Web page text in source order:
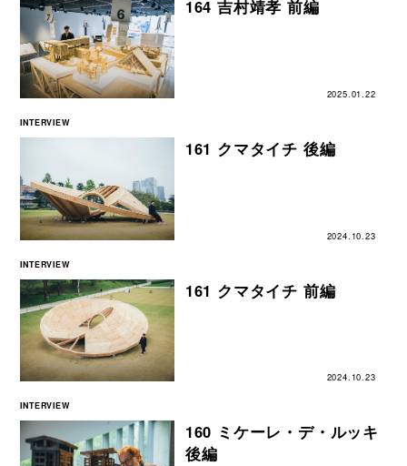
164 吉村靖孝 前編
2025.01.22
INTERVIEW
161 クマタイチ 後編
2024.10.23
INTERVIEW
161 クマタイチ 前編
2024.10.23
INTERVIEW
160 ミケーレ・デ・ルッキ
後編